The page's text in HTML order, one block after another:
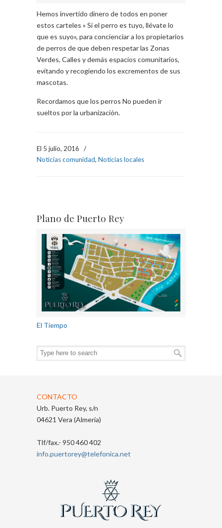
Hemos invertido dinero de todos en poner
estos carteles » Si el perro es tuyo, llévate lo
que es suyo», para concienciar a los propietarios
de perros de que deben respetar las Zonas
Verdes, Calles y demás espacios comunitarios,
evitando y recogiendo los excrementos de sus
mascotas.
Recordamos que los perros No pueden ir
sueltos por la urbanización.
El 5 julio, 2016
/
Noticias comunidad, Noticias locales
Plano de Puerto Rey
El Tiempo
CONTACTO
Urb. Puerto Rey, s/n
04621 Vera (Almería)
Tlf/fax.- 950 460 402
info.puertorey@telefonica.net